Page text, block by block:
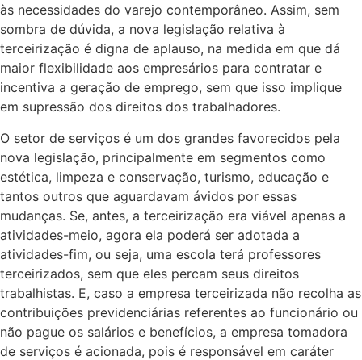
às necessidades do varejo contemporâneo. Assim, sem
sombra de dúvida, a nova legislação relativa à
terceirização é digna de aplauso, na medida em que dá
maior flexibilidade aos empresários para contratar e
incentiva a geração de emprego, sem que isso implique
em supressão dos direitos dos trabalhadores.
O setor de serviços é um dos grandes favorecidos pela
nova legislação, principalmente em segmentos como
estética, limpeza e conservação, turismo, educação e
tantos outros que aguardavam ávidos por essas
mudanças. Se, antes, a terceirização era viável apenas a
atividades-meio, agora ela poderá ser adotada a
atividades-fim, ou seja, uma escola terá professores
terceirizados, sem que eles percam seus direitos
trabalhistas. E, caso a empresa terceirizada não recolha as
contribuições previdenciárias referentes ao funcionário ou
não pague os salários e benefícios, a empresa tomadora
de serviços é acionada, pois é responsável em caráter